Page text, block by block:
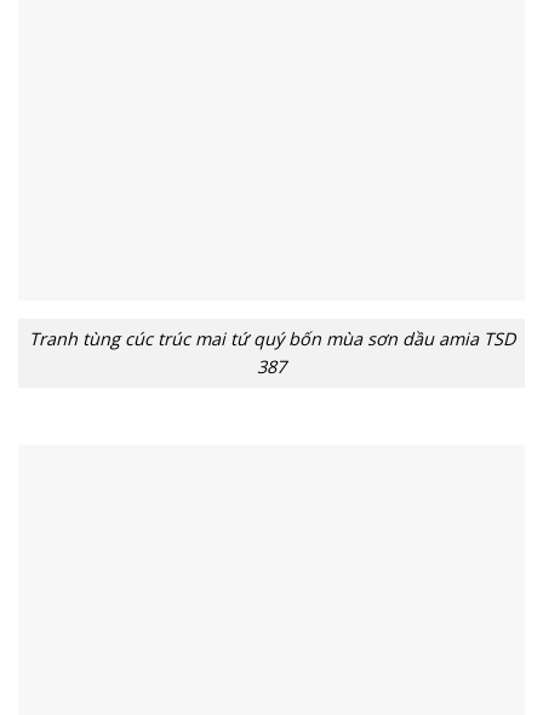
Tranh tùng cúc trúc mai tứ quý bốn mùa sơn dầu amia TSD
387